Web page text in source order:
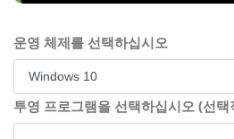
운영 체제를 선택하십시오
투영 프로그램을 선택하십시오 (선택